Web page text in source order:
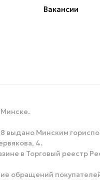
Вакансии
выдано Минским
4.
в Торговый реестр
обращений